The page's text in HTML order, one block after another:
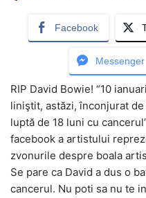
Facebook
Messenger
RIP David Bowie! “10
liniştit, astăzi, înconjurat
luptă de 18 luni cu
facebook a artistului
zvonurile despre boala
Se pare ca David a dus o
cancerul. Nu poti sa nu te